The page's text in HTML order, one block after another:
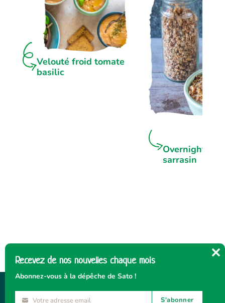
Velouté froid tomate
basilic
Overnight
sarrasin
Recevez de nos nouvelles chaque mois
Abonnez-vous à la dépêche de Sato !
Votre adresse email S'abonner